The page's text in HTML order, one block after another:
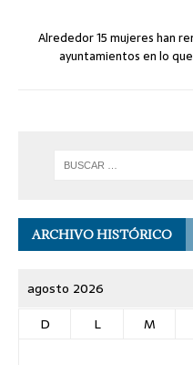
Alrededor 15 mujeres han
ayuntamientos en lo
ARCHIVO HISTÓRICO
agosto 2026
D
L M